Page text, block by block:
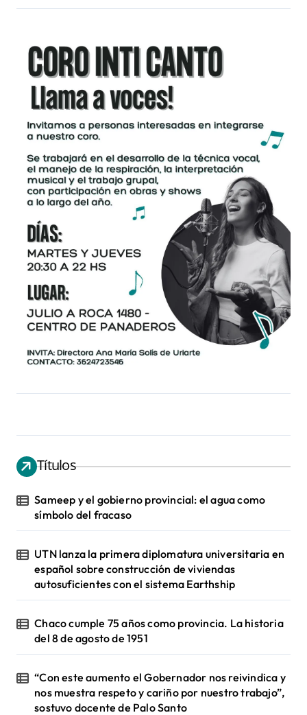
Títulos
Sameep y el gobierno provincial: el agua como
símbolo del fracaso
UTN lanza la primera diplomatura universitaria en
español sobre construcción de viviendas
autosuficientes con el sistema Earthship
Chaco cumple 75 años como provincia. La historia
del 8 de agosto de 1951
“Con este aumento el Gobernador nos reivindica y
nos muestra respeto y cariño por nuestro trabajo”,
sostuvo docente de Palo Santo